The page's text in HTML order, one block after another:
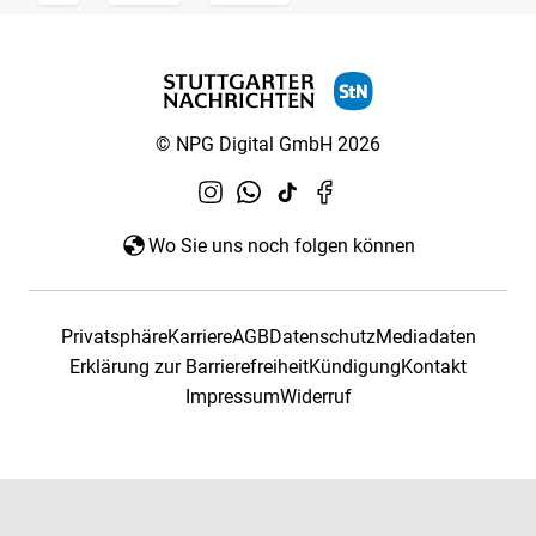
© NPG Digital GmbH 2026
Wo Sie uns noch folgen können
PrivatsphäreKarriereAGBDatenschutzMediadaten
Erklärung zur BarrierefreiheitKündigungKontakt
ImpressumWiderruf